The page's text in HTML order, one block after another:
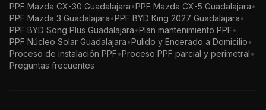
PPF Mazda CX-30 Guadalajara•PPF Mazda CX-5 Guadalajara•
PPF Mazda 3 Guadalajara•PPF BYD King 2027 Guadalajara•
PPF BYD Song Plus Guadalajara•Plan mantenimiento PPF•
PPF Núcleo Solar Guadalajara•Pulido y Encerado a Domicilio•
Proceso de instalación PPF•Proceso PPF parcial y perimetral•
Preguntas frecuentes